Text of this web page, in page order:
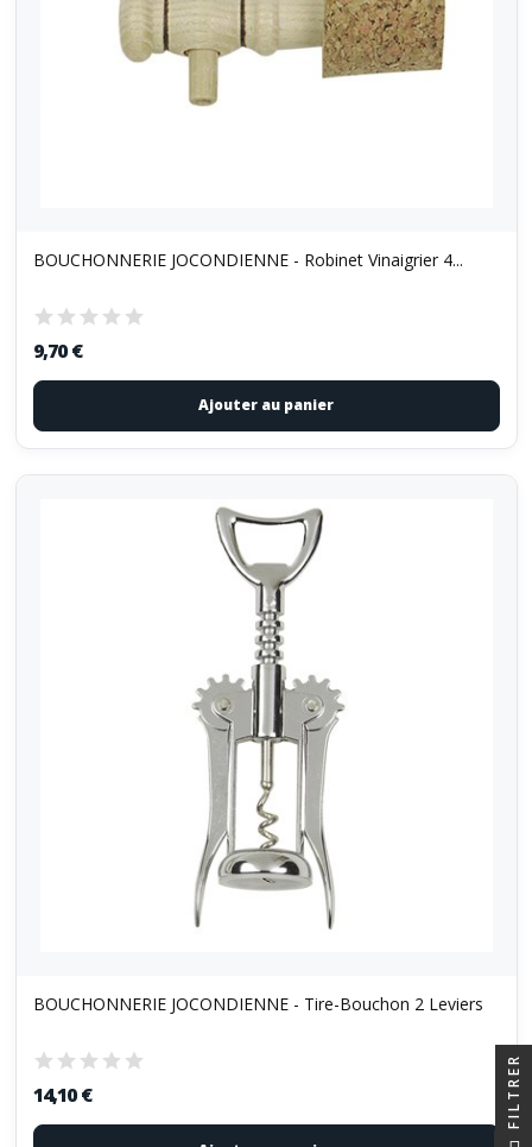
BOUCHONNERIE JOCONDIENNE - Robinet Vinaigrier 4...
9,70 €
Ajouter au panier
BOUCHONNERIE JOCONDIENNE - Tire-Bouchon 2 Leviers
14,10 € FILTRER